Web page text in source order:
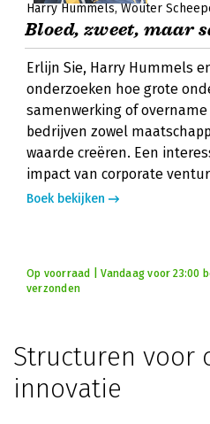
Harry Hummels Wouter
Bloed, zweet, maar
Erlijn Sie, Harry Hummels
onderzoeken hoe grote
samenwerking of
bedrijven zowel
waarde creëren. Een
impact van corporate
Boek bekijken
Op voorraad | Vandaag voor 23:00
verzonden
Structuren voor
innovatie